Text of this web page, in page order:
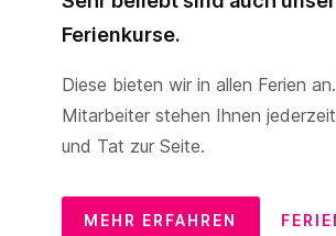
Ferienkurse.
Diese bieten wir in allen Ferien
Mitarbeiter stehen Ihnen
und Tat zur Seite.
MEHR ERFAHREN